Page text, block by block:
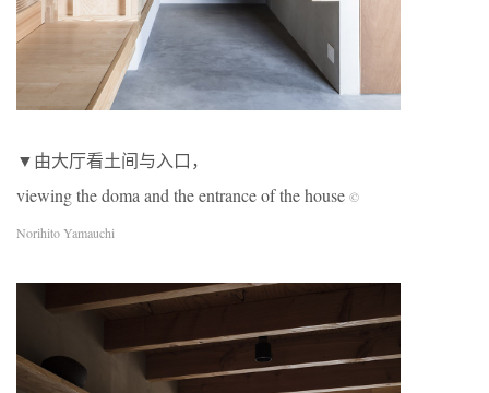
▼由大厅看土间与入口，
viewing the doma and the entrance of the house ©
Norihito Yamauchi